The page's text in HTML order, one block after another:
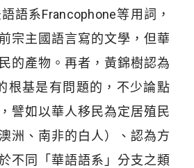
語系Francophone等用詞，
宗主國語言寫的文學，但華
的產物。再者，黃錦樹認為
根基是有問題的，不少論點
譬如以華人移民為定居殖民
洲、南非的白人）、認為方
不同「華語語系」分支之類